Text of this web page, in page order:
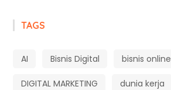
TAGS
AI Bisnis Digital bisnis online
DIGITAL MARKETING dunia kerja